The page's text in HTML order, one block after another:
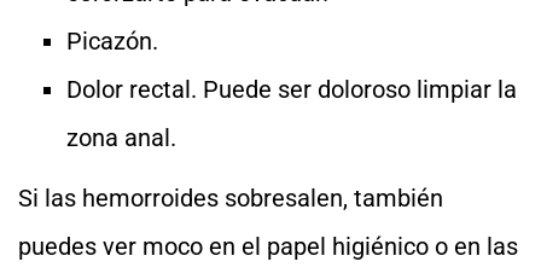
Picazón.
Dolor rectal. Puede ser doloroso limpiar la
zona anal.
Si las hemorroides sobresalen, también
puedes ver moco en el papel higiénico o en las